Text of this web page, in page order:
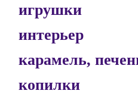
игрушки
интерьер
карамель,
копилки